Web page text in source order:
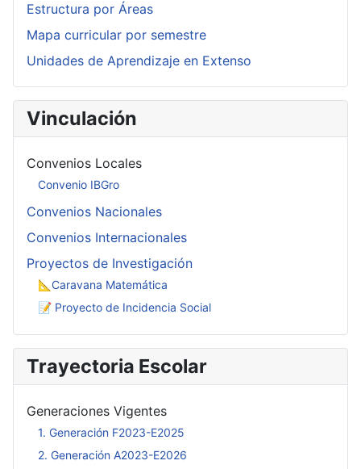
Estructura por Áreas
Mapa curricular por semestre
Unidades de Aprendizaje en Extenso
Vinculación
Convenios Locales
Convenio IBGro
Convenios Nacionales
Convenios Internacionales
Proyectos de Investigación
📐Caravana Matemática
📝 Proyecto de Incidencia Social
Trayectoria Escolar
Generaciones Vigentes
1. Generación F2023-E2025
2. Generación A2023-E2026